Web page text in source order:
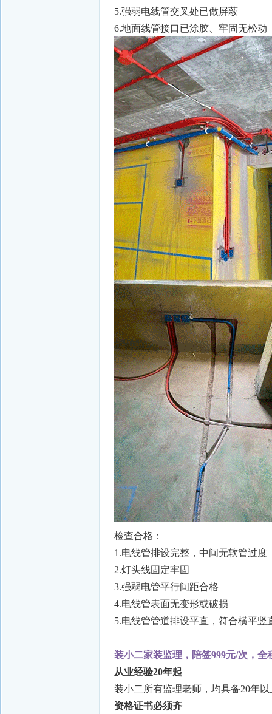
5.强弱电线管交叉处已做屏蔽
6.地面线管接口已涂胶、牢固无松动
检查合格：
1.电线管排设完整，中间无软管过度
2.灯头线固定牢固
3.强弱电管平行间距合格
4.电线管表面无变形或破损
5.电线管管道排设平直，符合横平竖
装小二家装监理，陪签999元/次，
从业经验20年起
装小二所有监理老师，均具备20年
资格证书必须齐